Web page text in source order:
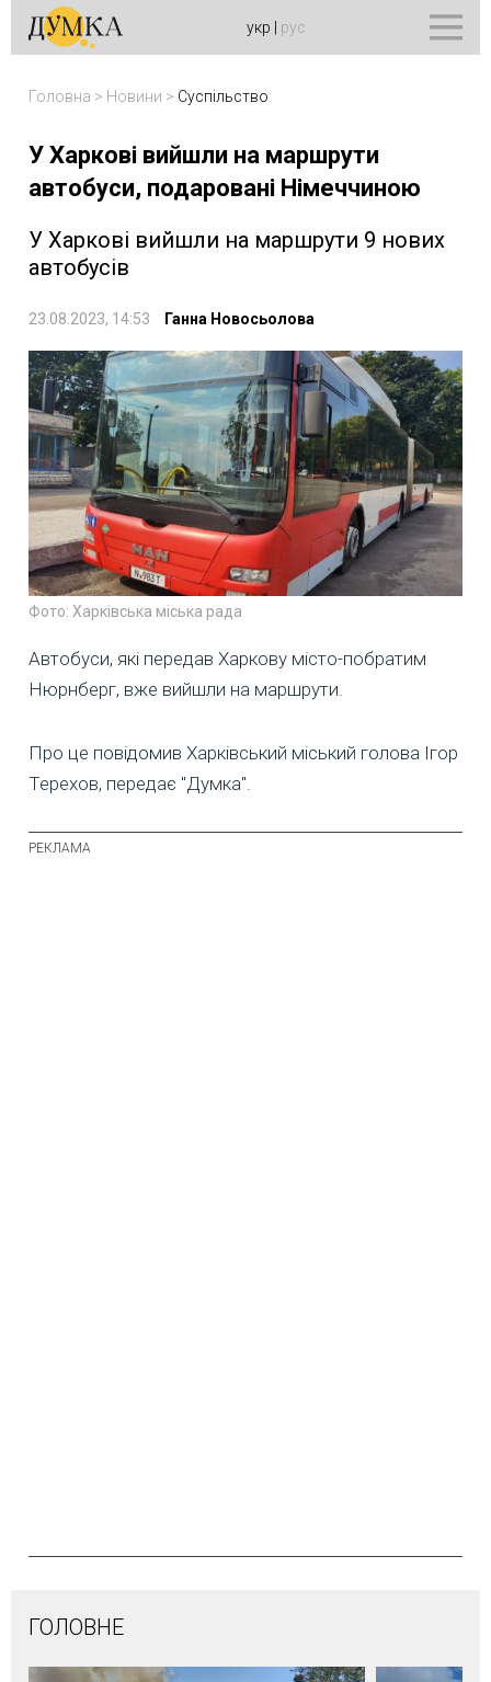
укр рус
Головна > Новини > Суспільство
У Харкові вийшли на маршрути
автобуси, подаровані Німеччиною
У Харкові вийшли на маршрути 9 нових
автобусів
23.08.2023, 14:53 Ганна Новосьолова
Фото: Харківська міська рада
Автобуси, які передав Харкову місто-побратим
Нюрнберг, вже вийшли на маршрути.
Про це повідомив Харківський міський голова Ігор
Терехов, передає "Думка".
ГОЛОВНЕ